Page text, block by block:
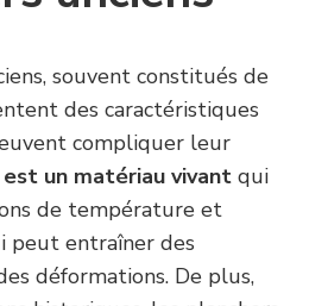
souvent constitués de
des caractéristiques
compliquer leur
est un matériau vivant qui
de température et
peut entraîner des
déformations. De plus,